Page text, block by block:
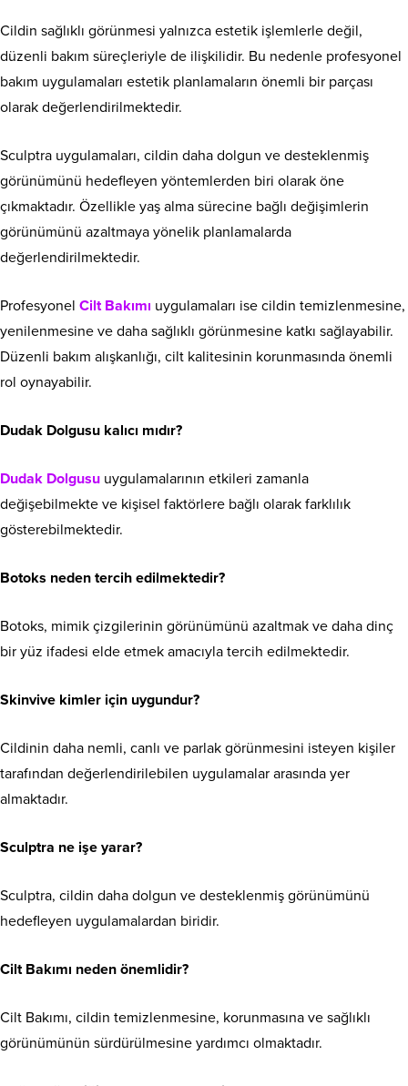
Cildin sağlıklı görünmesi yalnızca estetik işlemlerle değil,
düzenli bakım süreçleriyle de ilişkilidir. Bu nedenle profesyonel
bakım uygulamaları estetik planlamaların önemli bir parçası
olarak değerlendirilmektedir.
Sculptra uygulamaları, cildin daha dolgun ve desteklenmiş
görünümünü hedefleyen yöntemlerden biri olarak öne
çıkmaktadır. Özellikle yaş alma sürecine bağlı değişimlerin
görünümünü azaltmaya yönelik planlamalarda
değerlendirilmektedir.
Profesyonel Cilt Bakımı uygulamaları ise cildin temizlenmesine,
yenilenmesine ve daha sağlıklı görünmesine katkı sağlayabilir.
Düzenli bakım alışkanlığı, cilt kalitesinin korunmasında önemli
rol oynayabilir.
Dudak Dolgusu kalıcı mıdır?
Dudak Dolgusu uygulamalarının etkileri zamanla
değişebilmekte ve kişisel faktörlere bağlı olarak farklılık
gösterebilmektedir.
Botoks neden tercih edilmektedir?
Botoks, mimik çizgilerinin görünümünü azaltmak ve daha dinç
bir yüz ifadesi elde etmek amacıyla tercih edilmektedir.
Skinvive kimler için uygundur?
Cildinin daha nemli, canlı ve parlak görünmesini isteyen kişiler
tarafından değerlendirilebilen uygulamalar arasında yer
almaktadır.
Sculptra ne işe yarar?
Sculptra, cildin daha dolgun ve desteklenmiş görünümünü
hedefleyen uygulamalardan biridir.
Cilt Bakımı neden önemlidir?
Cilt Bakımı, cildin temizlenmesine, korunmasına ve sağlıklı
görünümünün sürdürülmesine yardımcı olmaktadır.